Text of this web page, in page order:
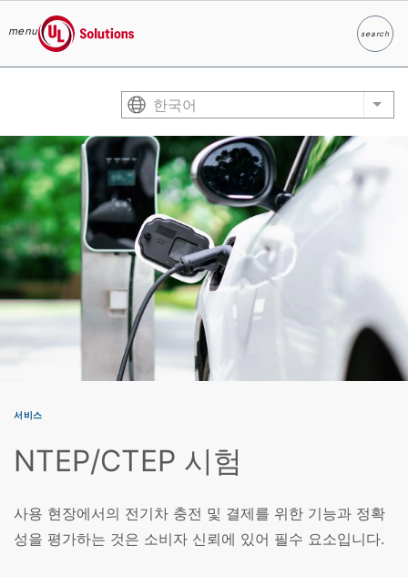
menu
UL Solutions
search
찾다
한국어 List
서비스
NTEP/CTEP 시험
사용 현장에서의 전기차 충전 및 결제를 위한 기능과 정확
성을 평가하는 것은 소비자 신뢰에 있어 필수 요소입니다.